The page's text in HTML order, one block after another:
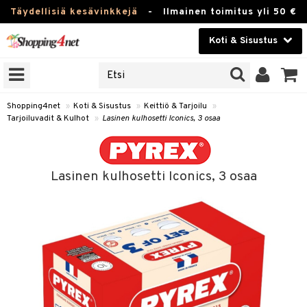
Täydellisiä kesävinkkejä - Ilmainen toimitus yli 50 €
Koti & Sisustus
Kauneudenhoito
Piilolinssit
Lelut, Lapsi & Vauva
Tuotemerkkejä
Kampanjat
Shopping4net » Koti & Sisustus » Keittiö & Tarjoilu
»
Tarjoiluvadit & Kulhot » Lasinen kulhosetti Iconics, 3 osaa
Lasinen kulhosetti Iconics, 3 osaa
Tee & Espresso